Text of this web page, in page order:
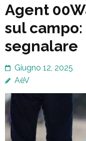
Agent
sul
segnalare
Giugno 12, 2025
AèV